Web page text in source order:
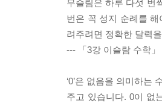
무슬림은 하루 다섯 번
번은 꼭 성지 순례를
려주려면 정확한 달력
--- 「3강 이슬람 수학」
‘0’은 없음을 의미하
주고 있습니다. 0이 없